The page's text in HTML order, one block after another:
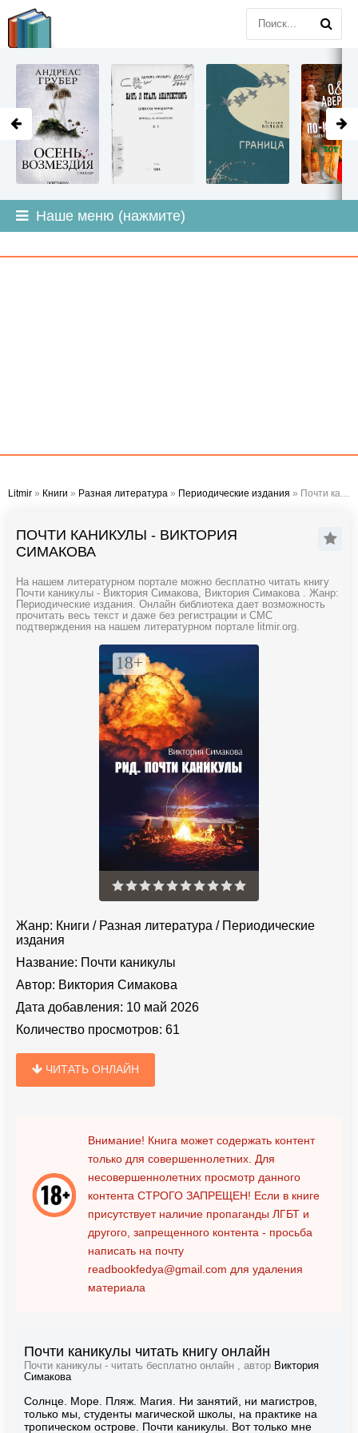
Наше меню (нажмите)
Litmir » Книги » Разная литература » Периодические издания » Почти каникулы - Виктория Симакова
ПОЧТИ КАНИКУЛЫ - ВИКТОРИЯ
СИМАКОВА
На нашем литературном портале можно бесплатно читать книгу
Почти каникулы - Виктория Симакова, Виктория Симакова . Жанр:
Периодические издания. Онлайн библиотека дает возможность
прочитать весь текст и даже без регистрации и СМС
подтверждения на нашем литературном портале litmir.org.
Жанр: Книги / Разная литература / Периодические
издания
Название: Почти каникулы
Автор: Виктория Симакова
Дата добавления: 10 май 2026
Количество просмотров: 61
ЧИТАТЬ ОНЛАЙН
Внимание! Книга может содержать контент
только для совершеннолетних. Для
несовершеннолетних просмотр данного
контента СТРОГО ЗАПРЕЩЕН! Если в книге
присутствует наличие пропаганды ЛГБТ и
другого, запрещенного контента - просьба
написать на почту
readbookfedya@gmail.com для удаления
материала
Почти каникулы читать книгу онлайн
Почти каникулы - читать бесплатно онлайн , автор Виктория
Симакова
Солнце. Море. Пляж. Магия. Ни занятий, ни магистров,
только мы, студенты магической школы, на практике на
тропическом острове. Почти каникулы. Вот только мне
LITMIR.ORG